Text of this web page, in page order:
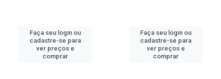
Faça seu login ou
cadastre-se para
ver preços e
comprar
Faça seu login ou
cadastre-se para
ver preços e
comprar